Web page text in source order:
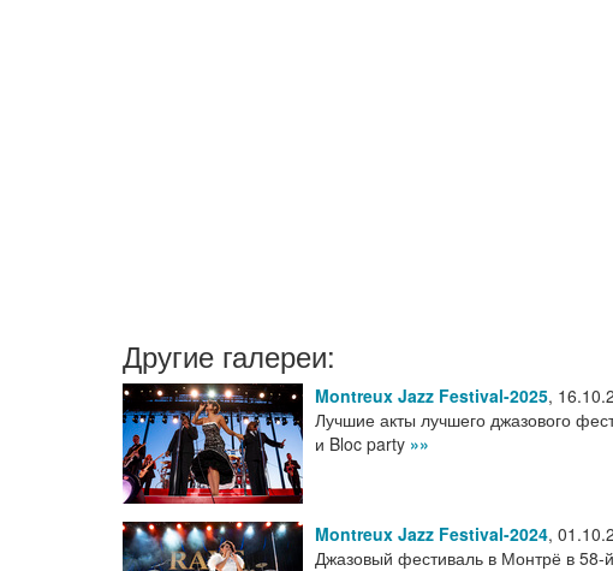
Другие галереи:
Montreux Jazz Festival-2025,
Лучшие акты лучшего джазового
и Bloc party »»
Montreux Jazz Festival-2024,
Джазовый фестиваль в Монтрё в 58-